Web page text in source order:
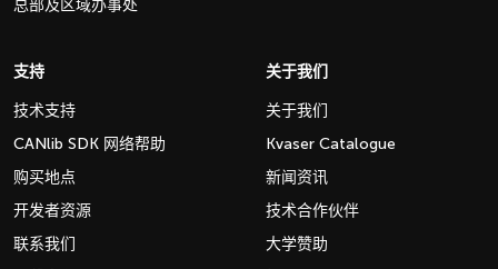
总部及区域办事处
支持
技术支持
CANlib SDK 网络帮助
购买地点
开发者资源
联系我们
关于我们
关于我们
Kvaser Catalogue
新闻资讯
技术合作伙伴
大学赞助